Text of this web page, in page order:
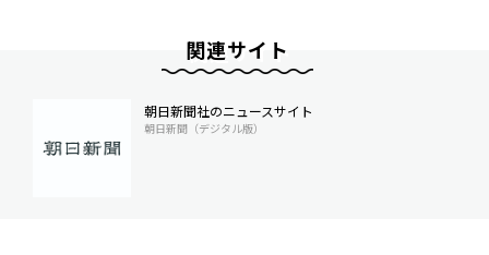
関連サイト
朝日新聞社のニュースサイト
朝日新聞（デジタル版）